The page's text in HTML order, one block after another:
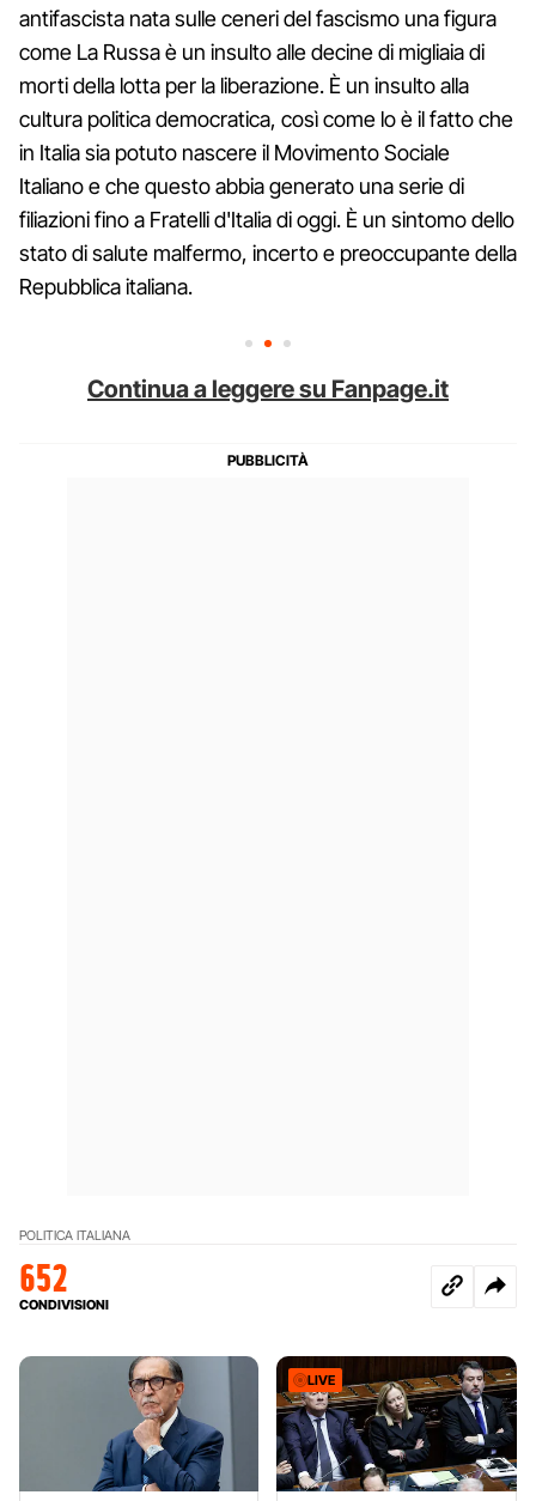
antifascista nata sulle ceneri del fascismo una figura
come La Russa è un insulto alle decine di migliaia di
morti della lotta per la liberazione. È un insulto alla
cultura politica democratica, così come lo è il fatto che
in Italia sia potuto nascere il Movimento Sociale
Italiano e che questo abbia generato una serie di
filiazioni fino a Fratelli d'Italia di oggi. È un sintomo dello
stato di salute malfermo, incerto e preoccupante della
Repubblica italiana.
Continua a leggere su Fanpage.it
POLITICA ITALIANA
652
CONDIVISIONI
LIVE